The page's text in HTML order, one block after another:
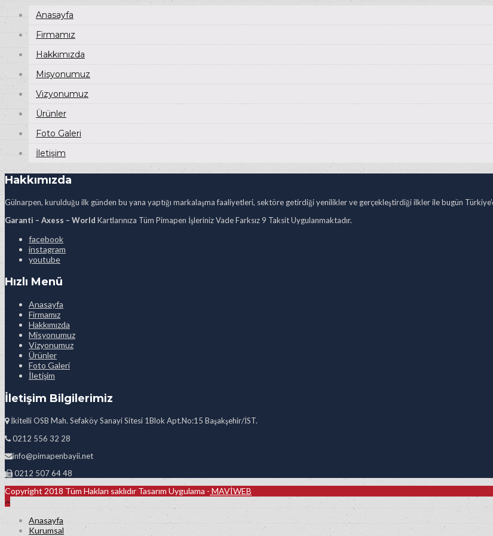
Anasayfa
Firmamız
Hakkımızda
Misyonumuz
Vizyonumuz
Ürünler
Foto Galeri
İletişim
Hakkımızda
Gülnarpen, kurulduğu ilk günden bu yana yaptığı markalaşma faaliyetleri, sektöre getirdiği yenilikler ve gerçekleştirdiği ilkler ile bugün
Garanti – Axess – World Kartlarınıza Tüm Pimapen İşleriniz Vade Farksız 9 Taksit Uygulanmaktadır.
facebook
instagram
youtube
Hızlı Menü
Anasayfa
Firmamız
Hakkımızda
Misyonumuz
Vizyonumuz
Ürünler
Foto Galeri
İletişim
İletişim Bilgilerimiz
İkitelli OSB Mah. Sefaköy Sanayi Sitesi 1Blok Apt.No:15 Başakşehir/İST.
0212 556 32 28
info@pimapenbayii.net
0212 507 64 48
Copyright 2018 Tüm Hakları saklıdır Tasarım Uygulama - MAVİWEB
Anasayfa
Kurumsal